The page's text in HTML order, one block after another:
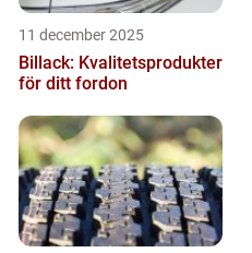
11 december 2025
Billack: Kvalitetsprodukter
för ditt fordon